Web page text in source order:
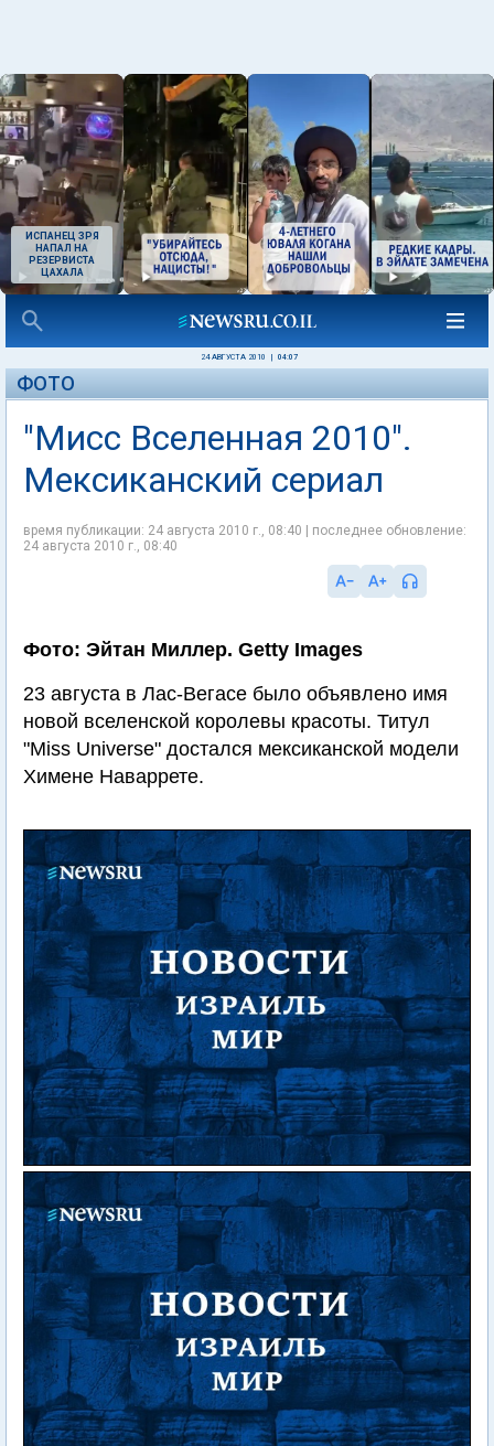
ИСПАНЕЦ ЗРЯ
НАПАЛ НА
РЕЗЕРВИСТА
ЦАХАЛА
24 АВГУСТА 2010 04:07
ФОТО
"Мисс Вселенная 2010".
Мексиканский сериал
время публикации: 24 августа 2010 г., 08:40 | последнее обновление:
24 августа 2010 г., 08:40
Фото: Эйтан Миллер. Getty Images
23 августа в Лас-Вегасе было объявлено имя
новой вселенской королевы красоты. Титул
"Miss Universe" достался мексиканской модели
Химене Наваррете.